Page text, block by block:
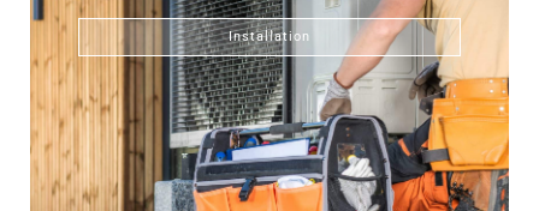
Installation